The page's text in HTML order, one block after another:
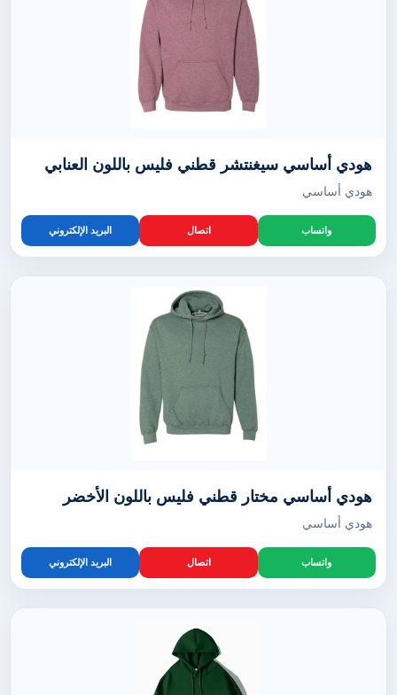
هودي أساسي سيغنتشر قطني فليس باللون العنابي
هودي أساسي
واتساب اتصال البريد الإلكتروني
هودي أساسي مختار قطني فليس باللون الأخضر
هودي أساسي
واتساب اتصال البريد الإلكتروني